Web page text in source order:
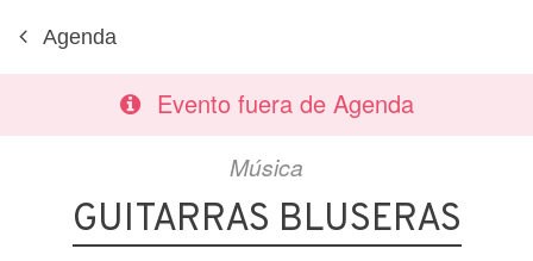
Agenda
Evento fuera de Agenda
Música
GUITARRAS BLUSERAS